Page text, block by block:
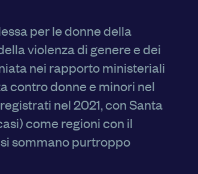
per le donne della
violenza di genere e dei
nei rapporto ministeriali
contro donne e minori nel
nel 2021, con Santa
come regioni con il
sommano purtroppo